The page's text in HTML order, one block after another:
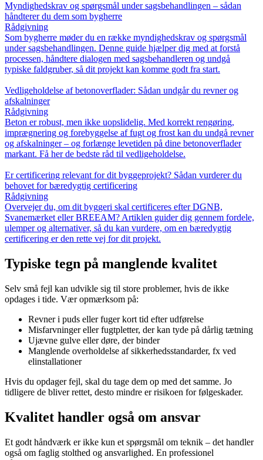
Myndighedskrav og spørgsmål under sagsbehandlingen – sådan
håndterer du dem som bygherre
Rådgivning
Som bygherre møder du en række myndighedskrav og spørgsmål
under sagsbehandlingen. Denne guide hjælper dig med at forstå
processen, håndtere dialogen med sagsbehandleren og undgå
typiske faldgruber, så dit projekt kan komme godt fra start.
Vedligeholdelse af betonoverflader: Sådan undgår du revner og
afskalninger
Rådgivning
Beton er robust, men ikke uopslidelig. Med korrekt rengøring,
imprægnering og forebyggelse af fugt og frost kan du undgå revner
og afskalninger – og forlænge levetiden på dine betonoverflader
markant. Få her de bedste råd til vedligeholdelse.
Er certificering relevant for dit byggeprojekt? Sådan vurderer du
behovet for bæredygtig certificering
Rådgivning
Overvejer du, om dit byggeri skal certificeres efter DGNB,
Svanemærket eller BREEAM? Artiklen guider dig gennem fordele,
ulemper og alternativer, så du kan vurdere, om en bæredygtig
certificering er den rette vej for dit projekt.
Typiske tegn på manglende kvalitet
Selv små fejl kan udvikle sig til store problemer, hvis de ikke
opdages i tide. Vær opmærksom på:
Revner i puds eller fuger kort tid efter udførelse
Misfarvninger eller fugtpletter, der kan tyde på dårlig tætning
Ujævne gulve eller døre, der binder
Manglende overholdelse af sikkerhedsstandarder, fx ved
elinstallationer
Hvis du opdager fejl, skal du tage dem op med det samme. Jo
tidligere de bliver rettet, desto mindre er risikoen for følgeskader.
Kvalitet handler også om ansvar
Et godt håndværk er ikke kun et spørgsmål om teknik – det handler
også om faglig stolthed og ansvarlighed. En professionel